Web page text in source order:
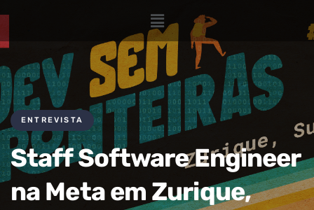
ENTREVISTA
Staff Software Engineer
na Meta em Zurique,